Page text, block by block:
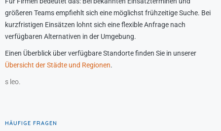
größeren Teams empfiehlt sich eine möglichst frühzeitige Suche. Bei
kurzfristigen Einsätzen lohnt sich eine flexible Anfrage nach
verfügbaren Alternativen in der Umgebung.
Einen Überblick über verfügbare Standorte finden Sie in unserer
Übersicht der Städte und Regionen.
s leo.
HÄUFIGE FRAGEN